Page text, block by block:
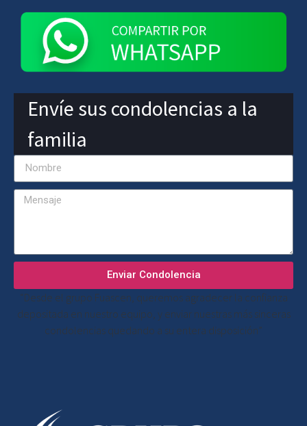
Envíe sus condolencias a la
familia
Enviar Condolencia
“Desde el grupo Fuascen, queremos agradecer la confianza
depositada en nuestro equipo, y enviar nuestras más sinceras
condolencias quedando a su entera disposición”